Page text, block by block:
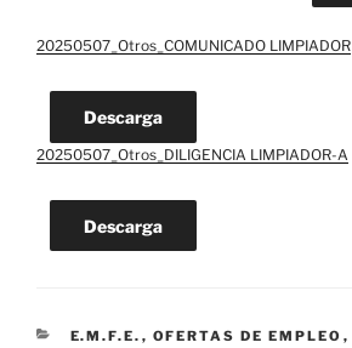
20250507_Otros_COMUNICADO LIMPIADOR
Descarga
20250507_Otros_DILIGENCIA LIMPIADOR-A
Descarga
CATEGORÍAS
E.M.F.E. , OFERTAS DE EMPLEO ,